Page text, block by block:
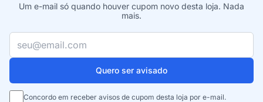
Um e-mail só quando houver cupom novo desta loja. Nada
mais.
Seu e-mail
Quero ser avisado
Concordo em receber avisos de cupom desta loja por e-mail.